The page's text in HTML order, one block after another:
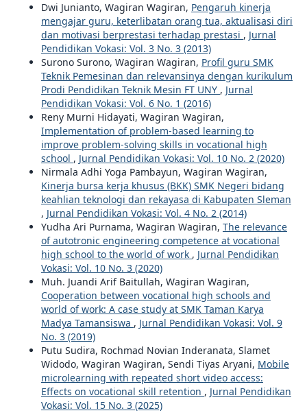
Dwi Junianto, Wagiran Wagiran, Pengaruh kinerja
mengajar guru, keterlibatan orang tua, aktualisasi diri
dan motivasi berprestasi terhadap prestasi , Jurnal
Pendidikan Vokasi: Vol. 3 No. 3 (2013)
Surono Surono, Wagiran Wagiran, Profil guru SMK
Teknik Pemesinan dan relevansinya dengan kurikulum
Prodi Pendidikan Teknik Mesin FT UNY , Jurnal
Pendidikan Vokasi: Vol. 6 No. 1 (2016)
Reny Murni Hidayati, Wagiran Wagiran,
Implementation of problem-based learning to
improve problem-solving skills in vocational high
school , Jurnal Pendidikan Vokasi: Vol. 10 No. 2 (2020)
Nirmala Adhi Yoga Pambayun, Wagiran Wagiran,
Kinerja bursa kerja khusus (BKK) SMK Negeri bidang
keahlian teknologi dan rekayasa di Kabupaten Sleman
, Jurnal Pendidikan Vokasi: Vol. 4 No. 2 (2014)
Yudha Ari Purnama, Wagiran Wagiran, The relevance
of autotronic engineering competence at vocational
high school to the world of work , Jurnal Pendidikan
Vokasi: Vol. 10 No. 3 (2020)
Muh. Juandi Arif Baitullah, Wagiran Wagiran,
Cooperation between vocational high schools and
world of work: A case study at SMK Taman Karya
Madya Tamansiswa , Jurnal Pendidikan Vokasi: Vol. 9
No. 3 (2019)
Putu Sudira, Rochmad Novian Inderanata, Slamet
Widodo, Wagiran Wagiran, Sendi Tiyas Aryani, Mobile
microlearning with repeated short video access:
Effects on vocational skill retention , Jurnal Pendidikan
Vokasi: Vol. 15 No. 3 (2025)